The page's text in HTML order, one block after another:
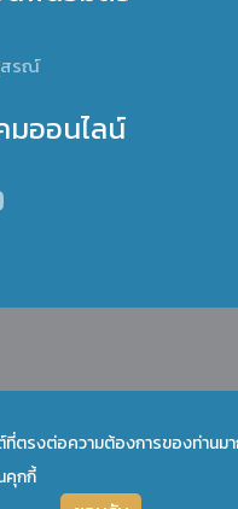
สรณ์
ออนไลน์
ที่ตรงต่อความต้องการของท่านม
คุกกี้